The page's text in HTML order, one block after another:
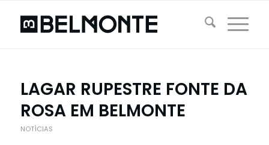
LAGAR RUPESTRE FONTE DA
ROSA EM BELMONTE
NOTÍCIAS